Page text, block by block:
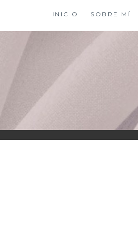
contenido
INICIO SOBRE MÍ
XIOMY